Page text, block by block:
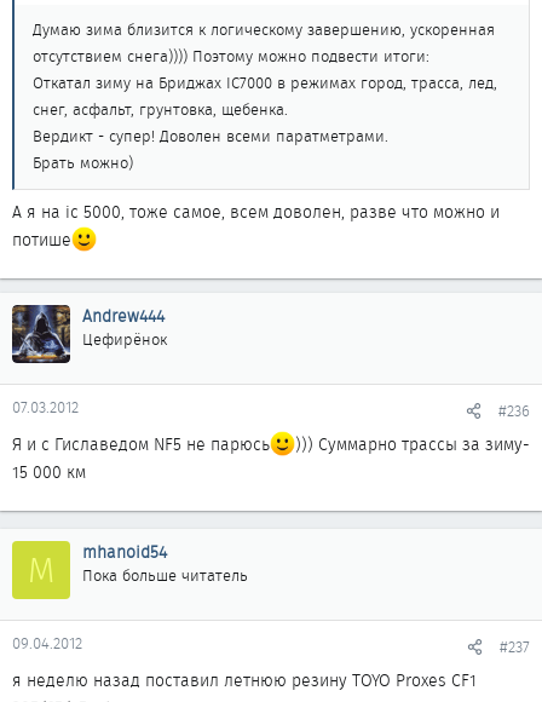
Думаю зима близится к логическому завершению, ускоренная
отсутствием снега)))) Поэтому можно подвести итоги:
Откатал зиму на Бриджах IC7000 в режимах город, трасса, лед,
снег, асфальт, грунтовка, щебенка.
Вердикт - супер! Доволен всеми паратметрами.
Брать можно)
А я на ic 5000, тоже самое, всем доволен, разве что можно и
потише
Andrew444
Цефирёнок
07.03.2012 #236
Я и с Гиславедом NF5 не парюсь
))) Суммарно трассы за зиму-
15 000 км
M mhanoid54
Пока больше читатель
09.04.2012 #237
я неделю назад поставил летнюю резину TOYO Proxes СF1